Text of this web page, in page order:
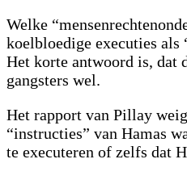
Welke
koelbloedige executies als
Het korte antwoord is, dat
gangsters wel.
Het rapport van Pillay
“instructies” van Hamas
te executeren of zelfs dat